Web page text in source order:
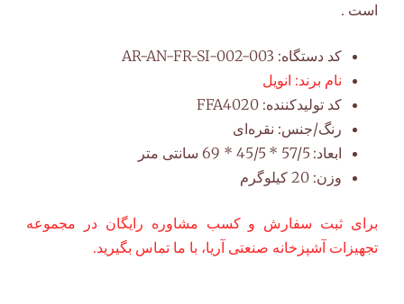
است .
کد دستگاه: AR-AN-FR-SI-002-003
نام برند: انویل
کد تولیدکننده: FFA4020
رنگ/جنس: نقره‌ای
ابعاد: 57/5 * 45/5 * 69 سانتی متر
وزن: 20 کیلوگرم
برای ثبت سفارش و کسب مشاوره رایگان در مجموعه
تجهیزات آشپزخانه صنعتی آریا، با ما تماس بگیرید.